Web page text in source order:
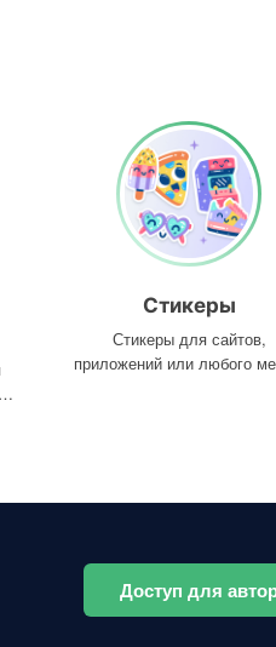
Стикеры
Стикеры для сайтов,
приложений или любого
Доступ для